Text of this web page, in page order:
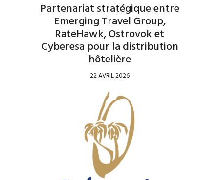
Partenariat stratégique entre
Emerging Travel Group,
RateHawk, Ostrovok et
Cyberesa pour la distribution
hôtelière
22 AVRIL 2026